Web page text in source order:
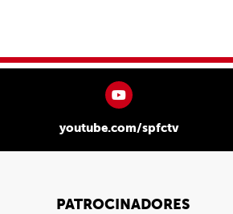
youtube.com/spfctv
PATROCINADORES